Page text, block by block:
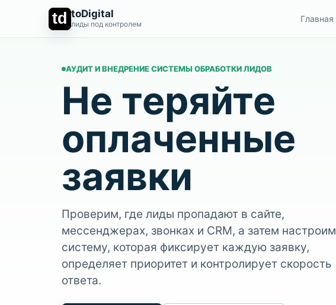
td toDigital
лиды под контролем Главная
АУДИТ И ВНЕДРЕНИЕ СИСТЕМЫ ОБРАБОТКИ ЛИДОВ
Не теряйте
оплаченные
заявки
Проверим, где лиды пропадают в сайте,
мессенджерах, звонках и CRM, а затем настроим
систему, которая фиксирует каждую заявку,
определяет приоритет и контролирует скорость
ответа.